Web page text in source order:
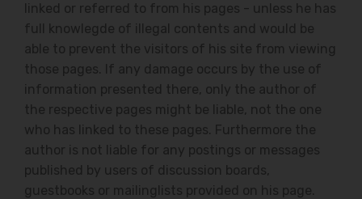
linked or referred to from his pages - unless he has
full knowlegde of illegal contents and would be
able to prevent the visitors of his site from viewing
those pages. If any damage occurs by the use of
information presented there, only the author of
the respective pages might be liable, not the one
who has linked to these pages. Furthermore the
author is not liable for any postings or messages
published by users of discussion boards,
guestbooks or mailinglists provided on his page.